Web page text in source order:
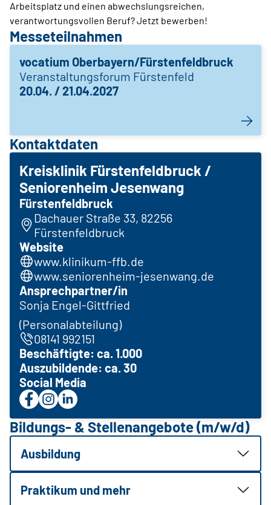
Arbeitsplatz und einen abwechslungsreichen,
verantwortungsvollen Beruf? Jetzt bewerben!
Messeteilnahmen
vocatium Oberbayern/Fürstenfeldbruck
Veranstaltungsforum Fürstenfeld
20.04. / 21.04.2027
Kontaktdaten
Kreisklinik ­Fürstenfeldbruck /
Seniorenheim Jesenwang
Fürstenfeldbruck
Dachauer Straße 33, 82256
Fürstenfeldbruck
Website
www.klinikum-ffb.de
www.seniorenheim-jesenwang.de
Ansprechpartner/in
Sonja Engel-Gittfried
(Personalabteilung)
08141 992151
Beschäftigte: ca. 1.000
Auszubildende: ca. 30
Social Media
Bildungs- & Stellenangebote (m/w/d)
Ausbildung
Praktikum und mehr